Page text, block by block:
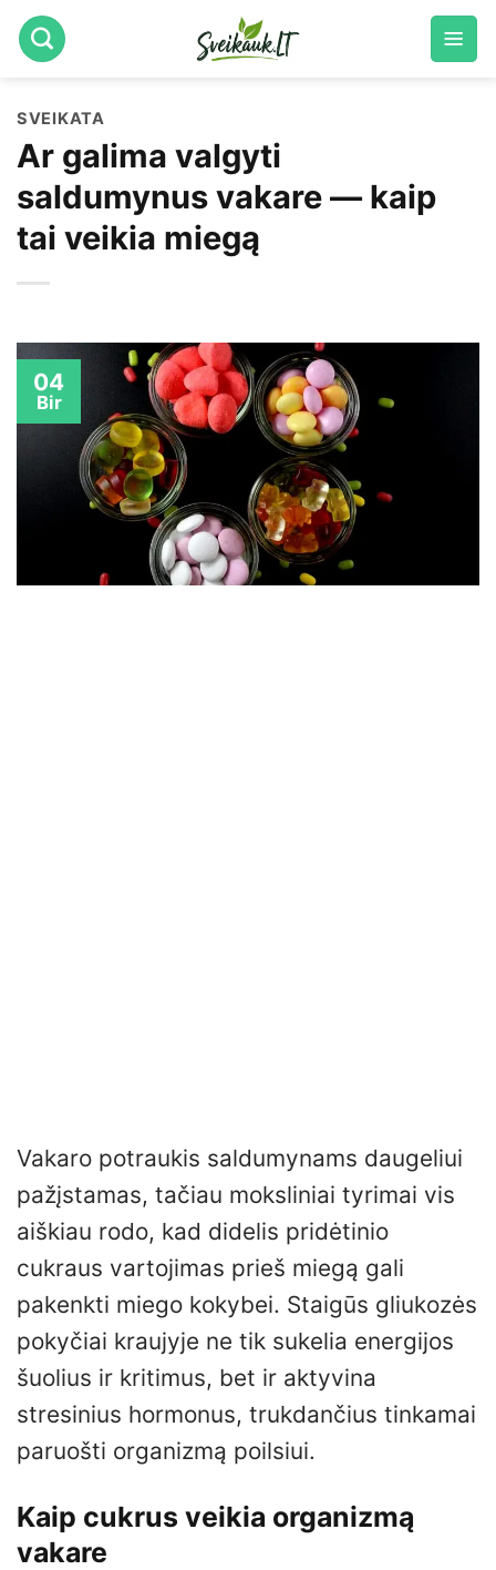
Skip
to
SVEIKATA
Ar galima valgyti
saldumynus vakare — kaip
tai veikia miegą
04
Bir
Vakaro potraukis saldumynams daugeliui
pažįstamas, tačiau moksliniai tyrimai vis
aiškiau rodo, kad didelis pridėtinio
cukraus vartojimas prieš miegą gali
pakenkti miego kokybei. Staigūs gliukozės
pokyčiai kraujyje ne tik sukelia energijos
šuolius ir kritimus, bet ir aktyvina
stresinius hormonus, trukdančius tinkamai
paruošti organizmą poilsiui.
Kaip cukrus veikia organizmą
vakare